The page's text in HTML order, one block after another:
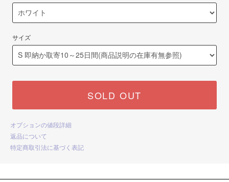
サイズ
SOLD OUT
オプションの値段詳細
返品について
特定商取引法に基づく表記